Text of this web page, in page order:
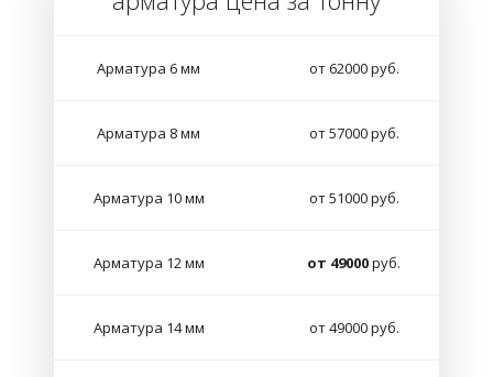
Арматура 6 мм от 62000 руб.
Арматура 8 мм от 57000 руб.
Арматура 10 мм от 51000 руб.
Арматура 12 мм от 49000руб.
Арматура 14 мм от 49000 руб.